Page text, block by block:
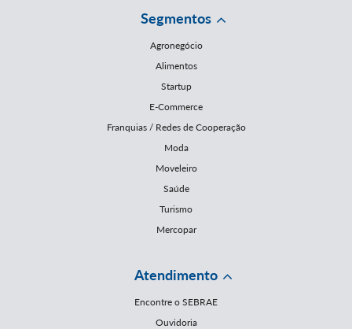
Segmentos
Agronegócio
Alimentos
Startup
E-Commerce
Franquias / Redes de Cooperação
Moda
Moveleiro
Saúde
Turismo
Mercopar
Atendimento
Encontre o SEBRAE
Ouvidoria